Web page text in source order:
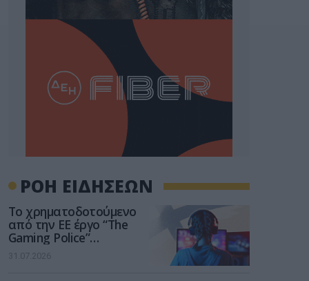
ΡΟΗ ΕΙΔΗΣΕΩΝ
Το χρηματοδοτούμενο
από την ΕΕ έργο “The
Gaming Police”
ενισχύει την ασφάλεια
των παιδιών στο
31.07.2026